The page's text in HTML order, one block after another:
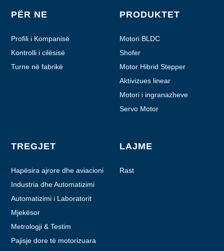
PËR NE
Profili i Kompanisë
Kontrolli i cilësisë
Turne në fabrikë
PRODUKTET
Motori BLDC
Shofer
Motor Hibrid Stepper
Aktivizues linear
Motori i ingranazheve
planetare
Servo Motor
TREGJET
Hapësira ajrore dhe aviacioni
Industria dhe Automatizimi
Automatizimi i Laboratorit
Mjekësor
Metrologji & Testim
Pajisje dore të motorizuara
LAJME
Rast